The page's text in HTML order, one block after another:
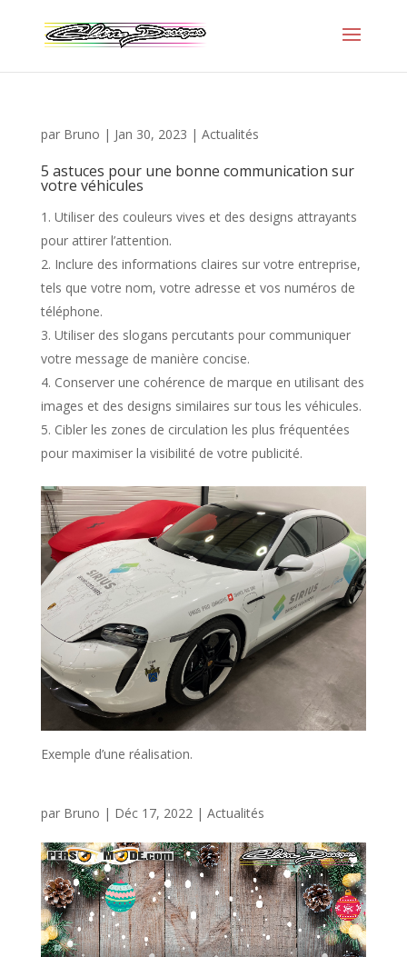
par Bruno | Jan 30, 2023 | Actualités
5 astuces pour une bonne communication sur
votre véhicules
Utiliser des couleurs vives et des designs attrayants
pour attirer l’attention.
Inclure des informations claires sur votre entreprise,
tels que votre nom, votre adresse et vos numéros de
téléphone.
Utiliser des slogans percutants pour communiquer
votre message de manière concise.
Conserver une cohérence de marque en utilisant des
images et des designs similaires sur tous les véhicules.
Cibler les zones de circulation les plus fréquentées
pour maximiser la visibilité de votre publicité.
Exemple d’une réalisation.
par Bruno | Déc 17, 2022 | Actualités